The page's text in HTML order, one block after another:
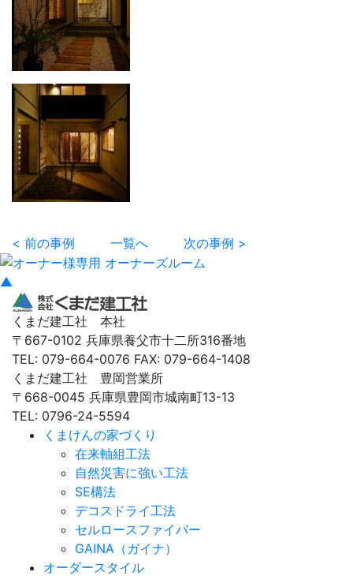
< 前の事例 一覧へ 次の事例 >
▲
くまだ建工社 本社
〒667-0102 兵庫県養父市十二所316番地
TEL: 079-664-0076 FAX: 079-664-1408
くまだ建工社 豊岡営業所
〒668-0045 兵庫県豊岡市城南町13-13
TEL: 0796-24-5594
くまけんの家づくり
在来軸組工法
自然災害に強い工法
SE構法
デコスドライ工法
セルロースファイバー
GAINA（ガイナ）
オーダースタイル